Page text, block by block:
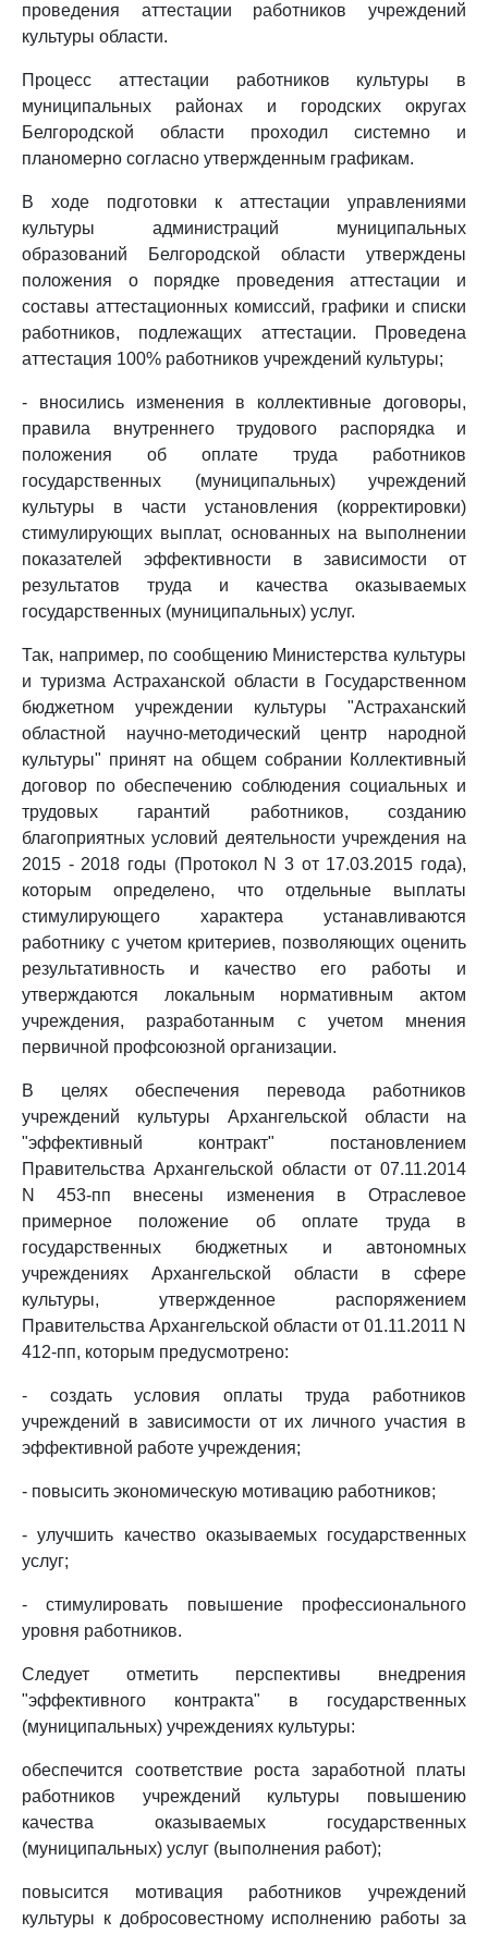
проведения аттестации работников учреждений
культуры области.
Процесс аттестации работников культуры в
муниципальных районах и городских округах
Белгородской области проходил системно и
планомерно согласно утвержденным графикам.
В ходе подготовки к аттестации управлениями
культуры администраций муниципальных
образований Белгородской области утверждены
положения о порядке проведения аттестации и
составы аттестационных комиссий, графики и списки
работников, подлежащих аттестации. Проведена
аттестация 100% работников учреждений культуры;
- вносились изменения в коллективные договоры,
правила внутреннего трудового распорядка и
положения об оплате труда работников
государственных (муниципальных) учреждений
культуры в части установления (корректировки)
стимулирующих выплат, основанных на выполнении
показателей эффективности в зависимости от
результатов труда и качества оказываемых
государственных (муниципальных) услуг.
Так, например, по сообщению Министерства культуры
и туризма Астраханской области в Государственном
бюджетном учреждении культуры "Астраханский
областной научно-методический центр народной
культуры" принят на общем собрании Коллективный
договор по обеспечению соблюдения социальных и
трудовых гарантий работников, созданию
благоприятных условий деятельности учреждения на
2015 - 2018 годы (Протокол N 3 от 17.03.2015 года),
которым определено, что отдельные выплаты
стимулирующего характера устанавливаются
работнику с учетом критериев, позволяющих оценить
результативность и качество его работы и
утверждаются локальным нормативным актом
учреждения, разработанным с учетом мнения
первичной профсоюзной организации.
В целях обеспечения перевода работников
учреждений культуры Архангельской области на
"эффективный контракт" постановлением
Правительства Архангельской области от 07.11.2014
N 453-пп внесены изменения в Отраслевое
примерное положение об оплате труда в
государственных бюджетных и автономных
учреждениях Архангельской области в сфере
культуры, утвержденное распоряжением
Правительства Архангельской области от 01.11.2011 N
412-пп, которым предусмотрено:
- создать условия оплаты труда работников
учреждений в зависимости от их личного участия в
эффективной работе учреждения;
- повысить экономическую мотивацию работников;
- улучшить качество оказываемых государственных
услуг;
- стимулировать повышение профессионального
уровня работников.
Следует отметить перспективы внедрения
"эффективного контракта" в государственных
(муниципальных) учреждениях культуры:
обеспечится соответствие роста заработной платы
работников учреждений культуры повышению
качества оказываемых государственных
(муниципальных) услуг (выполнения работ);
повысится мотивация работников учреждений
культуры к добросовестному исполнению работы за